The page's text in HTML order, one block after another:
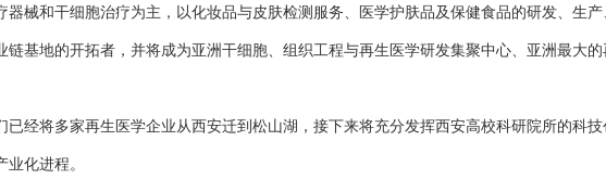
械和干细胞治疗为主，以化妆品与皮肤检测服务、医学护肤品及保健食品的研发、生
基地的开拓者，并将成为亚洲干细胞、组织工程与再生医学研发集聚中心、亚洲最大
经将多家再生医学企业从西安迁到松山湖，接下来将充分发挥西安高校科研院所的科
化进程。